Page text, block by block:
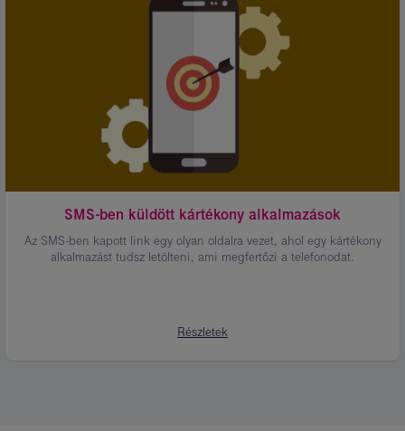
SMS-ben küldött kártékony alkalmazások
Az SMS-ben kapott link egy olyan oldalra vezet, ahol egy kártékony
alkalmazást tudsz letölteni, ami megfertőzi a telefonodat.
Részletek